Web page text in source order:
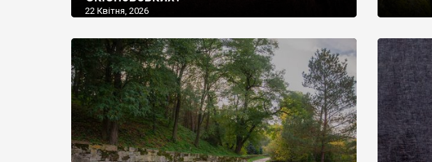
22 Квітня, 2026